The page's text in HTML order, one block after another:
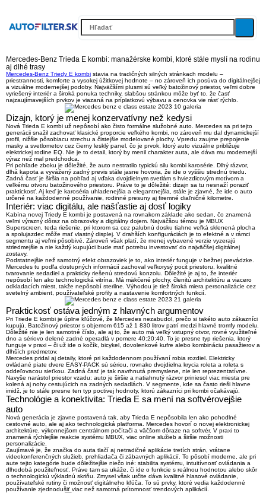
Mercedes-Benz Trieda E kombi: manažérske kombi, ktoré stále myslí na rodinu
aj dlhé trasy
Mercedes-Benz Triedy E kombi stavia na tradičných silných stránkach modelu –
priestrannosti, komforte a vysokej úžitkovej hodnote – no zároveň ich posúva do digitálnejšej
a vizuálne modernejšej podoby. Najväčšími plusmi sú veľký batožinový priestor, veľmi dobre
vyriešený interiér a široká ponuka techniky, slabšou stránkou môže byť to, že časť
najzaujímavejších prvkov je viazaná na príplatkovú výbavu a cenovka vie rásť rýchlo.
Dizajn, ktorý je menej konzervatívny než kedysi
Nová Trieda E kombi už nepôsobí ako čisto formálne služobné auto. Mercedes sa pri tejto
generácii snažil zachovať klasické proporcie veľkého kombi, no zároveň mu dal dynamickejší
profil, nižšie pôsobiacu strechu a čistejšie modelované plochy. Vpredu zaujme prepojenie
masky a svetlometov cez čierny lesklý panel, čo je prvok, ktorý auto vizuálne približuje
elektrickej rodine EQ. Nie je to detail, ktorý by menil charakter auta, ale dáva mu modernejší
výraz než mal predchodca.
Pri pohľade zboku je dôležité, že auto nestratilo typickú silu kombi karosérie. Dlhý rázvor,
dlhá kapota a vyvážený zadný previs stále jasne hovoria, že ide o vyššiu strednú triedu.
Zadná časť je širšia na pohľad aj vďaka dvojdielnym svetlám s hviezdicovým motívom a
veľkému otvoru batožinového priestoru. Práve to je dôležité: dizajn sa tu nesnaží poraziť
praktickosť. Aj keď je karoséria uhladenejšia a elegantnejšia, stále je zjavné, že ide o auto
určené na každodenné používanie, rodinné presuny aj firemné diaľničné kilometre.
Interiér: viac digitálu, ale našťastie aj dosť logiky
Kabína novej Triedy E kombi je postavená na rovnakom základe ako sedan, čo znamená
veľmi výrazný dôraz na obrazovky a digitálny dojem. Najväčšou témou je MBUX
Superscreen , teda riešenie, pri ktorom sa cez palubnú dosku tiahne veľká sklenená plocha
a spolujazdec môže mať vlastný displej. V drahších konfiguráciách je to efektné a v rámci
segmentu aj veľmi pôsobivé. Zároveň však platí, že menej vybavené verzie vyzerajú
striedmejšie a nie každý kupujúci bude mať potrebu investovať do najväčšej digitálnej
zostavy.
Podstatnejšie než samotný efekt obrazoviek je to, ako interiér funguje v bežnej prevádzke.
Mercedes tu podľa dostupných informácií zachoval veľkorysý pocit priestoru, kvalitné
tvarovanie sedadiel a prakticky riešenú stredovú konzolu . Dôležité je aj to, že interiér
nepôsobí len ako technologická vitrína. Má mäkčené plochy, členitú architektúru a viacero
odkladacích miest, takže nepôsobí sterilne. Výhodou je tiež široká miera personalizácie cez
svetelný ambient, používateľské profily a nastavenie komfortných funkcií.
Praktickosť ostáva jedným z hlavných argumentov
Pri Triede E kombi je úplne kľúčové, že Mercedes nezabudol, prečo si takéto auto zákazníci
kupujú. Batožinový priestor s objemom 615 až 1 830 litrov patrí medzi hlavné tromfy modelu.
Dôležité nie je len samotné číslo, ale aj to, že auto má veľký vstupný otvor, rovné využiteľné
dno a sériovo delené zadné operadlá v pomere 40:20:40 . To je presne typ riešenia, ktorý
funguje v praxi – či už ide o kočík, bicykel, dovolenkové kufre alebo kombináciu pasažierov a
dlhších predmetov.
Mercedes pridal aj detaily, ktoré pri každodennom používaní robia rozdiel. Elektricky
ovládané piate dvere EASY-PACK sú sériou, rovnako dvojdielna krycia roleta a roleta s
oddeľovacou sieťkou. Zadná časť je tak navrhnutá premyslene, nie len reprezentatívne.
Navyše narástol priestor vzadu: auto je širšie a natiahnutý rázvor priniesol viac miesta pre
kolená aj nohy cestujúcich na zadných sedadlách. V segmente, kde sa často rieši hlavne
imidž, je to stále presne ten typ poctivej hodnoty, ktorú zákazníci pri kombi očakávajú.
Technológie a konektivita: Trieda E sa mení na softvérovejšie
auto
Nová generácia je zjavne postavená tak, aby Trieda E nepôsobila len ako pohodlné
cestovné auto, ale aj ako technologická platforma. Mercedes hovorí o novej elektronickej
architektúre, výkonnejšom centrálnom počítači a väčšom dôraze na softvér. V praxi to
znamená rýchlejšie reakcie systému MBUX, viac online služieb a širšie možnosti
personalizácie.
Zaujímavé je, že značka do auta tlačí aj netradičné aplikácie tretích strán, vrátane
videokonferenčných služieb, prehliadača či zábavných aplikácií. To pôsobí moderne, ale pri
aute tejto kategórie bude dôležitejšie niečo iné: stabilita systému, intuitívnosť ovládania a
dlhodobá použiteľnosť . Práve tam sa ukáže, či ide o funkcie s reálnou hodnotou alebo skôr
o technologickú výkladnú skriňu. Zmysel však určite dáva kvalitné hlasové ovládanie,
používateľské rutiny či možnosť digitálneho kľúča. To sú prvky, ktoré vedia každodenné
používanie zjednodušiť viac než samotná prítomnosť trendových aplikácií.